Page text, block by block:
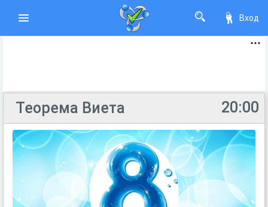
Вход
20:00
Теорема Виета